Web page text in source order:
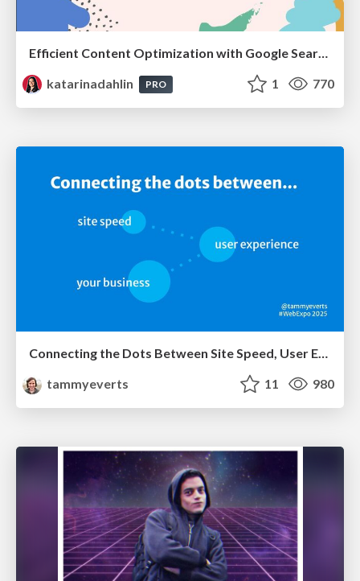
Efficient Content Optimization with Google Search Console & Apps Script
katarinadahlin
PRO 1 770
tammyeverts
11 980